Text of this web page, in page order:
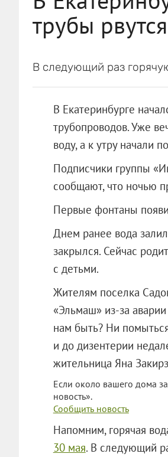
трубы
В следующий раз
В Екатеринбурге
трубопроводов. Уже
воду, а к утру начали
Подписчики группы
сообщают, что ночью
Первые фонтаны
Днем ранее вода
закрылся. Сейчас
с детьми.
Жителям поселка
«Эльмаш» из-за
нам быть? Ни
и до дизентерии
жительница Яна
Если около вашего дома
новость».
Сообщить новость
Напомним, горячая
30 мая. В следующий